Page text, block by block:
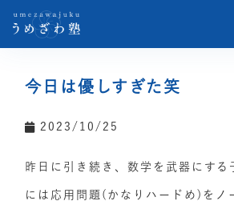
今日は優しすぎた笑
2023/10/25
昨日に引き続き、数学を武器にする
には応用問題(かなりハードめ)をノ